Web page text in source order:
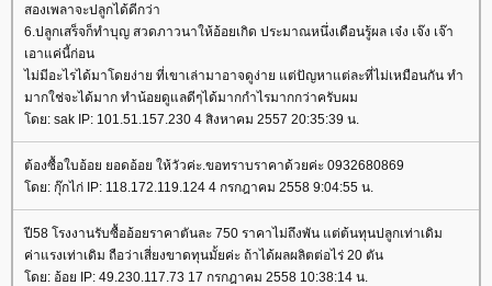
สองเพลาจะปลูกได้ดีกว่า
6.ปลูกเสร็จก็ทำบุญ สวดภาวนาให้อ้อยเกิด ประมาณหนึ่งเดือนรู้ผล เจ๋ง เจ๊ง เจ๊า
เอาแค่นี้ก่อน
ไม่มีอะไรได้มาโดยง่าย ที่เขาเล่ามาอาจดูง่าย แต่ปัญหาแต่ละที่ไม่เหมือนกัน ทำ
มากใช่จะได้มาก ทำน้อยดูแลดีๆได้มากกำไรมากกว่าครับผม
ดย: sak IP: 101.51.157.230 4 สิงหาคม 2557 20:35:39 น.
ต้องซื้อใบอ้อย ยอดอ้อย ให้วัวค่ะ.ขอทราบราคาด้วยค่ะ 0932680869
ดย: กุ๊กไก่ IP: 118.172.119.124 4 กรกฎาคม 2558 9:04:55 น.
ปี58 โรงงานรับซื้ออ้อยราคาตันละ 750 ราคาไม่ถึงพัน แต่ต้นทุนปลูกเท่าเดิม
ค่าแรงเท่าเดิม ถือว่าเสี่ยงขาดทุนมั้ยค่ะ ถ้าได้ผลผลิตต่อไร่ 20 ตัน
ดย: อ้อย IP: 49.230.117.73 17 กรกฎาคม 2558 10:38:14 น.